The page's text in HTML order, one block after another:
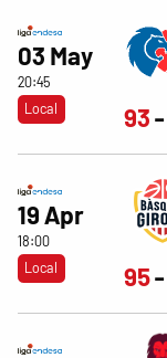
03 May
20:45
Local
93
19 Apr
18:00
Local
95